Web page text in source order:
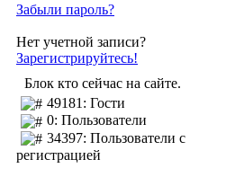
Забыли пароль?
Нет учетной записи?
Зарегистрируйтесь!
Блок кто сейчас на сайте.
49181: Гости
0: Пользователи
34397: Пользователи с
регистрацией